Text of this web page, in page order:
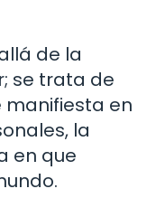
de la
se trata de
manifiesta en
la
en que